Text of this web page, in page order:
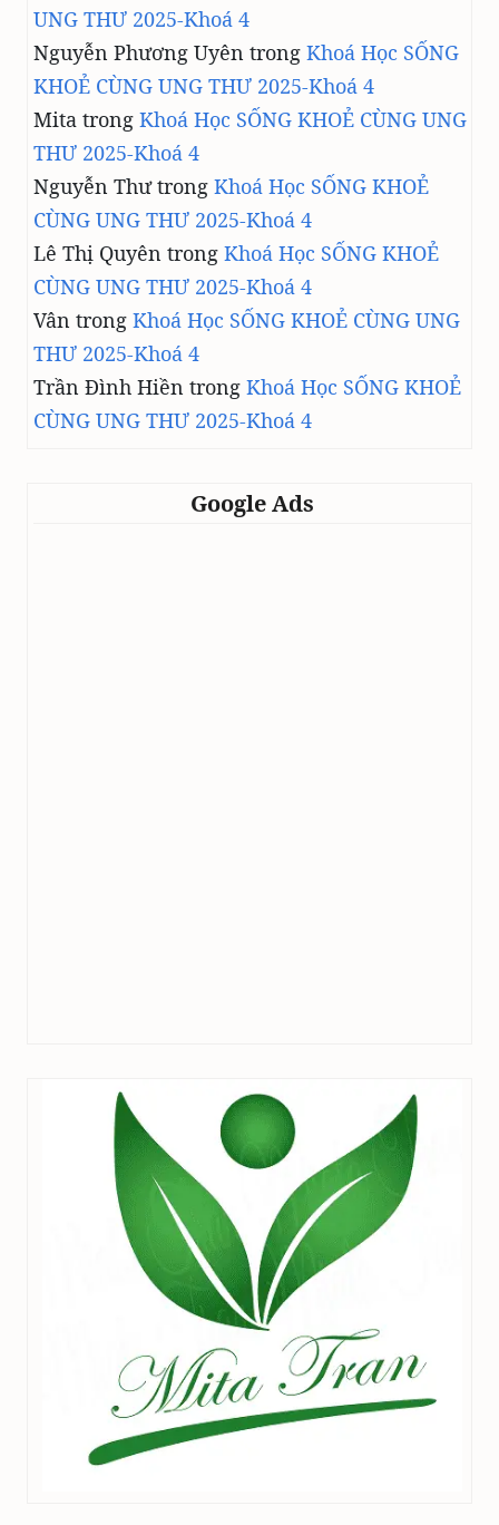
UNG THƯ 2025-Khoá 4
Nguyễn Phương Uyên trong Khoá Học SỐNG
KHOẺ CÙNG UNG THƯ 2025-Khoá 4
Mita trong Khoá Học SỐNG KHOẺ CÙNG UNG
THƯ 2025-Khoá 4
Nguyễn Thưtrong Khoá Học SỐNG KHOẺ
CÙNG UNG THƯ 2025-Khoá 4
Lê Thị Quyên trong Khoá Học SỐNG KHOẺ
CÙNG UNG THƯ 2025-Khoá 4
Vân trong Khoá Học SỐNG KHOẺ CÙNG UNG
THƯ 2025-Khoá 4
Trần Đình Hiền trong Khoá Học SỐNG KHOẺ
CÙNG UNG THƯ 2025-Khoá 4
Google Ads